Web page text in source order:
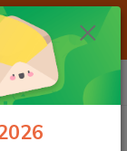
Expedice
po 17.8.2026
za0,00 Kč